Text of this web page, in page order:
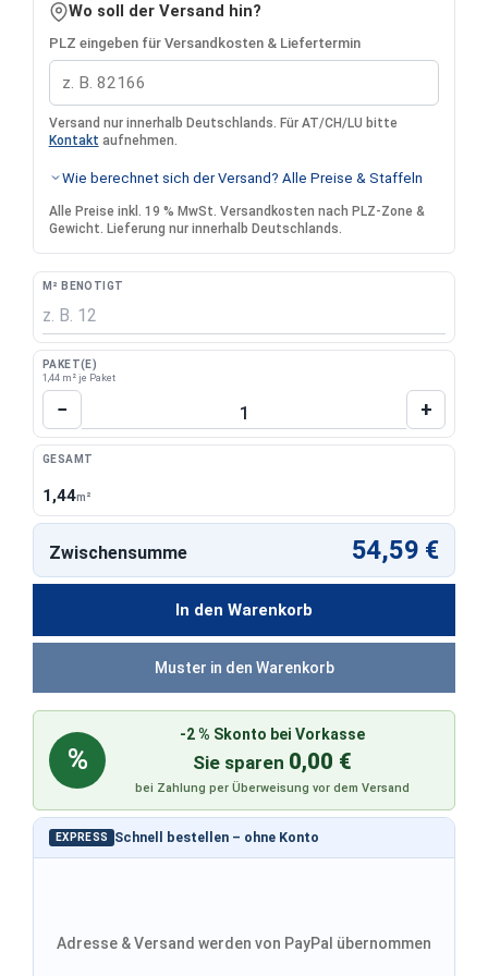
Wo soll der Versand hin?
PLZ eingeben für Versandkosten & Liefertermin
Versand nur innerhalb Deutschlands. Für AT/CH/LU bitte
Kontakt aufnehmen.
Wie berechnet sich der Versand? Alle Preise & Staffeln
Alle Preise inkl. 19 % MwSt. Versandkosten nach PLZ-Zone &
Gewicht. Lieferung nur innerhalb Deutschlands.
M² BENÖTIGT
PAKET(E)
1,44 m² je Paket
Produkt Anzahl: Gib den gewünschten
− +
GESAMT
1,44m²
In den Warenkorb
EXPRESS Schnell bestellen – ohne Konto
Adresse & Versand werden von PayPal übernommen
Zwischensumme 54,59 €
%
-2 % Skonto bei Vorkasse
Sie sparen 0,00 €
bei Zahlung per Überweisung vor dem Versand
Muster in den Warenkorb